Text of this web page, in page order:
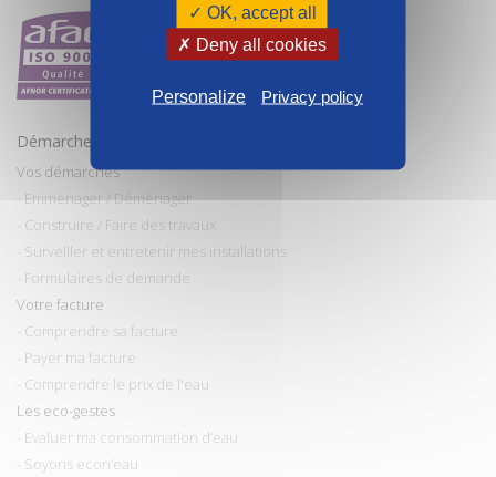
Démarches et conseils
Vos démarches
- Emmenager / Déménager
- Construire / Faire des travaux
- Surveiller et entretenir mes installations
- Formulaires de demande
Votre facture
- Comprendre sa facture
- Payer ma facture
- Comprendre le prix de l'eau
Les eco-gestes
- Evaluer ma consommation d’eau
- Soyons econ’eau
✓ OK, accept all
✗ Deny all cookies
Personalize Privacy policy